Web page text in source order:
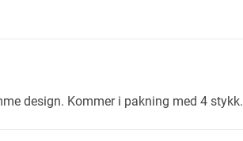
design. Kommer i pakning med 4 stykk.